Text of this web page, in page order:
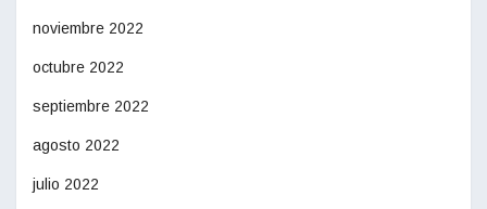
noviembre 2022
octubre 2022
septiembre 2022
agosto 2022
julio 2022